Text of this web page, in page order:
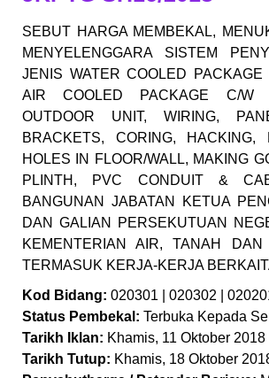
SEBUT HARGA MEMBEKAL,
MENYELENGGARA SISTEM
JENIS WATER COOLED PACKAGE
AIR COOLED PACKAGE C/W
OUTDOOR UNIT, WIRING,
BRACKETS, CORING, HACKING,
HOLES IN FLOOR/WALL, MAKING
PLINTH, PVC CONDUIT &
BANGUNAN JABATAN KETUA
DAN GALIAN PERSEKUTUAN
KEMENTERIAN AIR, TANAH DAN
TERMASUK KERJA-KERJA
Kod Bidang: 020301 | 020302 |
Status Pembekal: Terbuka Kepada
Tarikh Iklan: Khamis, 11 Oktober 2018
Tarikh Tutup: Khamis, 18 Oktober